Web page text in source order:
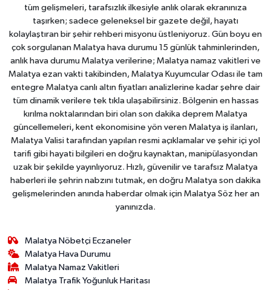
tüm gelişmeleri, tarafsızlık ilkesiyle anlık olarak ekranınıza
taşırken; sadece geleneksel bir gazete değil, hayatı
kolaylaştıran bir şehir rehberi misyonu üstleniyoruz. Gün boyu en
çok sorgulanan Malatya hava durumu 15 günlük tahminlerinden,
anlık hava durumu Malatya verilerine; Malatya namaz vakitleri ve
Malatya ezan vakti takibinden, Malatya Kuyumcular Odası ile tam
entegre Malatya canlı altın fiyatları analizlerine kadar şehre dair
tüm dinamik verilere tek tıkla ulaşabilirsiniz. Bölgenin en hassas
kırılma noktalarından biri olan son dakika deprem Malatya
güncellemeleri, kent ekonomisine yön veren Malatya iş ilanları,
Malatya Valisi tarafından yapılan resmi açıklamalar ve şehir içi yol
tarifi gibi hayati bilgileri en doğru kaynaktan, manipülasyondan
uzak bir şekilde yayınlıyoruz. Hızlı, güvenilir ve tarafsız Malatya
haberleri ile şehrin nabzını tutmak, en doğru Malatya son dakika
gelişmelerinden anında haberdar olmak için Malatya Söz her an
yanınızda.
Malatya Nöbetçi Eczaneler
Malatya Hava Durumu
Malatya Namaz Vakitleri
Malatya Trafik Yoğunluk Haritası